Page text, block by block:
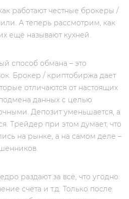
работают честные брокеры /
А теперь рассмотрим, как
ещё называют кухней.
способ обмана – это
Брокер / криптобиржа дает
отличаются от настоящих
данных с целью
Депозит уменьшается, а
Трейдер при этом думает, что
на рынке, а на самом деле –
раздают за всё, что угодно:
счёта и т.д. Только после